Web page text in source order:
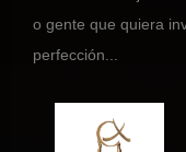
o gente que quiera
perfección...